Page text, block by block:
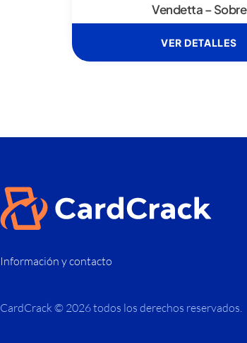
Vendetta – Sobre
VER DETALLES
Información y contacto
CardCrack © 2026 todos los derechos reservados.